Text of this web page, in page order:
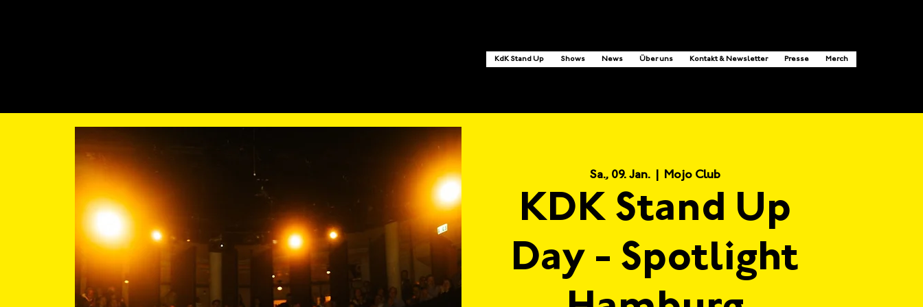
KdK Stand Up Shows News Über uns Kontakt & Newsletter Presse Merch
Sa., 09. Jan. Mojo Club
KDK Stand Up
Day - Spotlight